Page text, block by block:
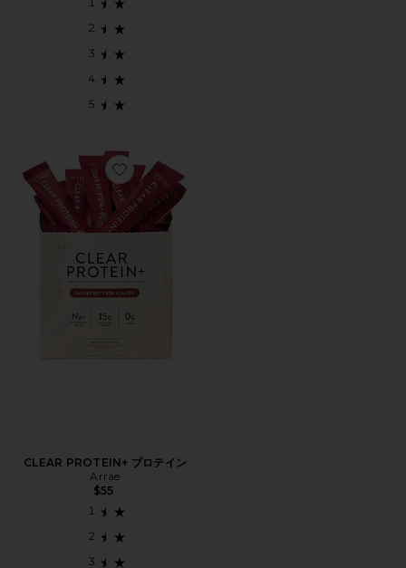
Favorite CLEAR PROTEIN+ プロテイン
CLEAR PROTEIN+ プロテイン
Arrae
$55